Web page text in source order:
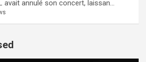
avait annulé son concert, laissan...